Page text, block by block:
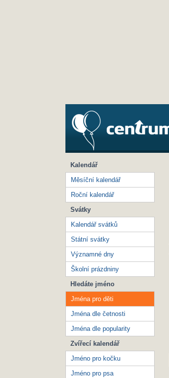
Kalendář
Měsíční kalendář
Roční kalendář
Svátky
Kalendář svátků
Státní svátky
Významné dny
Školní prázdniny
Hledáte jméno
Jména pro děti
Jména dle četnosti
Jména dle popularity
Zvířecí kalendář
Jméno pro kočku
Jméno pro psa